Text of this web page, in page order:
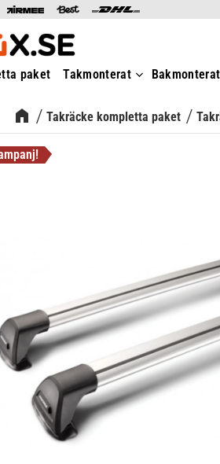
paket Takmonterat Bakmonterat
Takräcke kompletta paket